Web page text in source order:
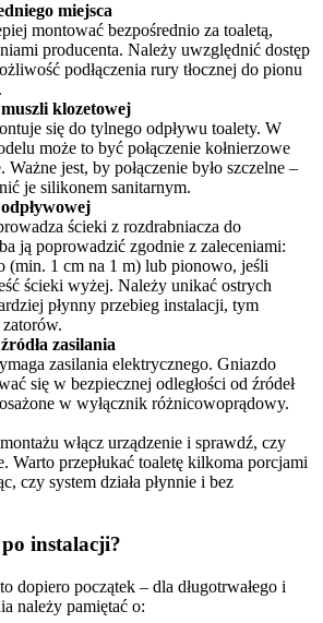
miejsca
montować bezpośrednio za toaletą,
producenta. Należy uwzględnić dostęp
podłączenia rury tłocznej do pionu
muszli klozetowej
się do tylnego odpływu toalety. W
może to być połączenie kołnierzowe
jest, by połączenie było szczelne –
je silikonem sanitarnym.
ścieki z rozdrabniacza do
ją poprowadzić zgodnie z zaleceniami:
(min. 1 cm na 1 m) lub pionowo, jeśli
ścieki wyżej. Należy unikać ostrych
płynny przebieg instalacji, tym
zasilania
zasilania elektrycznego. Gniazdo
się w bezpiecznej odległości od źródeł
w wyłącznik różnicowoprądowy.
włącz urządzenie i sprawdź, czy
Warto przepłukać toaletę kilkoma porcjami
czy system działa płynnie i bez
instalacji?
dopiero początek – dla długotrwałego i
należy pamiętać o: